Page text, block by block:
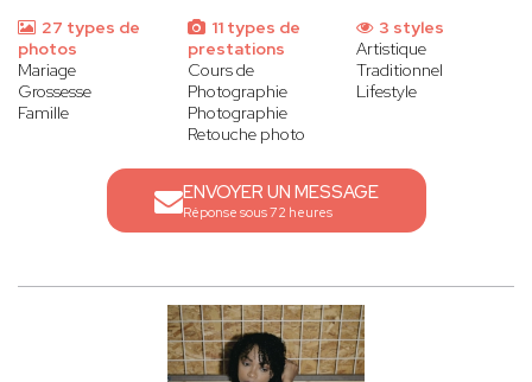
27 types de
photos
Mariage
Grossesse
Famille
11 types de
prestations
Cours de
Photographie
Photographie
Retouche photo
3 styles
Artistique
Traditionnel
Lifestyle
ENVOYER UN MESSAGE
Réponse sous 72 heures